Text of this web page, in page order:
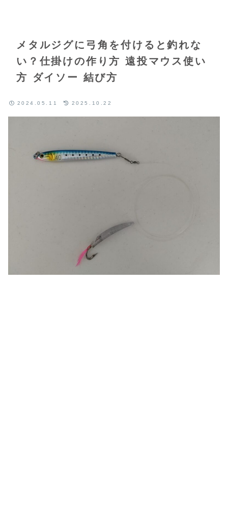
メタルジグに弓角を付けると釣れな
い？仕掛けの作り方 遠投マウス使い
方 ダイソー 結び方
2024.05.11 2025.10.22